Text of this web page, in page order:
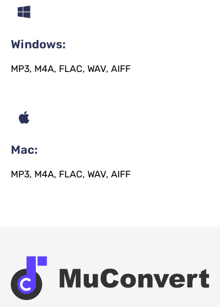
Windows:
MP3, M4A, FLAC, WAV, AIFF
Mac:
MP3, M4A, FLAC, WAV, AIFF